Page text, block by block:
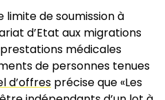
de soumission à
d’Etat aux migrations
médicales
de personnes tenues
d’offres précise que «Les